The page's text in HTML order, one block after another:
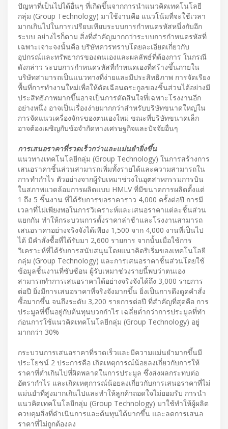
ปัญหาที่เป็นไปได้อื่นๆ ที่เกิดขึ้นจากการนำแนวคิดเทคโนโลยี
กลุ่ม (Group Technology) มาใช้งานคือ แนวโน้มที่จะใช้เวลา
มากเกินไปในการเปรียบเทียบระบบการกำหนดรหัสหนึ่งกับอีก
ระบบ อย่างไรก็ตาม สิ่งที่สำคัญมากกว่าระบบการกำหนดรหัสที่
เฉพาะเจาะจงนั้นคือ บริษัทควรทราบโดยละเอียดเกี่ยวกับ
อุปกรณ์และทรัพยากรของตนเองและผลลัพธ์ที่ต้องการ ในกรณี
ดังกล่าว ระบบการกำหนดรหัสที่กำหนดเองที่สร้างขึ้นภายใน
บริษัทสามารถเป็นแนวทางที่ง่ายและมีประสิทธิภาพ การจัดเรียง
พื้นที่การทำงานใหม่เพื่อให้ตัดเฉือนตระกูลของชิ้นส่วนได้อย่างมี
ประสิทธิภาพมากขึ้นอาจเป็นการตัดสินใจที่เฉพาะโรงงานอีก
อย่างหนึ่ง อาจเป็นเรื่องง่ายมากกว่าสำหรับบริษัทขนาดใหญ่ใน
การจัดแนวเครื่องจักรของตนเองใหม่ ขณะที่บริษัทขนาดเล็ก
อาจต้องเผชิญกับข้อจำกัดทางเศรษฐกิจและปัจจัยอื่นๆ
การเสนอราคาที่รวดเร็วกว่าและแม่นยำยิ่งขึ้น
แนวทางเทคโนโลยีกลุ่ม (Group Technology) ในการสร้างการ
เสนอราคาชิ้นส่วนสามารถเพิ่มทั้งรายได้และความสามารถใน
การทำกำไร ตัวอย่างจากผู้รับเหมาช่วงในอุตสาหกรรมการบิน
ในสภาพแวดล้อมการผลิตแบบ HMLV ที่มีขนาดการผลิตตั้งแต่
1 ถึง 5 ชิ้นงาน ที่ได้รับการขอราคาราว 4,000 ครั้งต่อปี การมี
เวลาที่ไม่เพียงพอในการวิเคราะห์และเสนอราคาแต่ละชิ้นส่วน
แยกกัน ทำให้กระบวนการตั้งราคาล่าช้าและโรงงานสามารถ
เสนอราคาอย่างจริงจังได้เพียง 1,500 จาก 4,000 งานที่เป็นไป
ได้ มีคำสั่งซื้อที่ได้รับมา 2,600 รายการ จากนั้นเมื่อใช้การ
วิเคราะห์ที่ได้รับการสนับสนุนโดยแนวคิดริเริ่มของเทคโนโลยี
กลุ่ม (Group Technology) และการเสนอราคาชิ้นส่วนโดยใช้
ข้อมูลชิ้นงานที่ซับซ้อน ผู้รับเหมาช่วงรายนี้พบว่าตนเอง
สามารถทำการเสนอราคาได้อย่างจริงจังได้ถึง 3,000 รายการ
ต่อปี ยิ่งมีการเสนอราคาที่จริงจังมากขึ้น ยิ่งเป็นการดึงดูดคำสั่ง
ซื้อมากขึ้น จนถึงระดับ 3,200 รายการต่อปี ที่สำคัญที่สุดคือ การ
ประมูลที่ขึ้นอยู่กับต้นทุนบวกกำไร เฉลี่ยต่ำกว่าการประมูลที่ทำ
ก่อนการใช้แนวคิดเทคโนโลยีกลุ่ม (Group Technology) อยู่
มากกว่า 30%
กระบวนการเสนอราคาที่รวดเร็วและมีความแม่นยำมากขึ้นมี
ประโยชน์ 2 ประการคือ เกิดเหตุการณ์น้อยลงเกี่ยวกับการให้
ราคาที่ต่ำเกินไปที่ผิดพลาดในการประมูล ซึ่งส่งผลกระทบต่อ
อัตรากำไร และเกิดเหตุการณ์น้อยลงเกี่ยวกับการเสนอราคาที่ไม่
แม่นยำที่สูงมากเกินไปและทำให้ลูกค้าถอดใจไม่ยอมรับ การนำ
แนวคิดเทคโนโลยีกลุ่ม (Group Technology) มาใช้ทำให้ผู้ผลิต
ควบคุมสิ่งที่ดำเนินการและต้นทุนได้มากขึ้น และลดการเสนอ
ราคาที่ไม่ถูกต้องลง